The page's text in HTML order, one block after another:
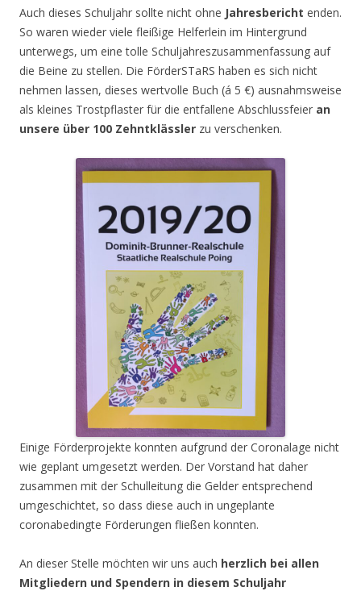
Auch dieses Schuljahr sollte nicht ohne Jahresbericht enden.
So waren wieder viele fleißige Helferlein im Hintergrund
unterwegs, um eine tolle Schuljahreszusammenfassung auf
die Beine zu stellen. Die FörderSTaRS haben es sich nicht
nehmen lassen, dieses wertvolle Buch (á 5 €) ausnahmsweise
als kleines Trostpflaster für die entfallene Abschlussfeier an
unsere über 100 Zehntklässler zu verschenken.
Einige Förderprojekte konnten aufgrund der Coronalage nicht
wie geplant umgesetzt werden. Der Vorstand hat daher
zusammen mit der Schulleitung die Gelder entsprechend
umgeschichtet, so dass diese auch in ungeplante
coronabedingte Förderungen fließen konnten.
An dieser Stelle möchten wir uns auch herzlich bei allen
Mitgliedern und Spendern in diesem Schuljahr